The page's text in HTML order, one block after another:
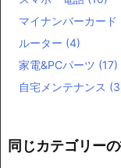
マイナンバーカード
ルーター (4)
家電&PCパーツ (17)
自宅メンテナンス
同じカテゴリー